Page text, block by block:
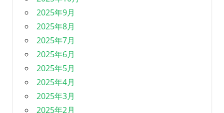
2025年9月
2025年8月
2025年7月
2025年6月
2025年5月
2025年4月
2025年3月
2025年2月